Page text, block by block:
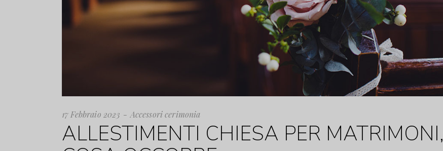
17 Febbraio 2023 Accessori cerimonia
ALLESTIMENTI CHIESA PER MATRIMONI,